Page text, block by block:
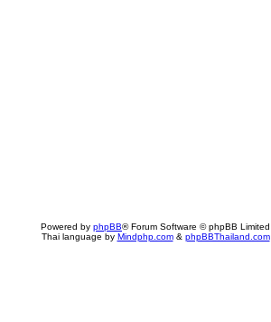
Powered by phpBB® Forum Software © phpBB Limited
Thai language by Mindphp.com& phpBBThailand.com